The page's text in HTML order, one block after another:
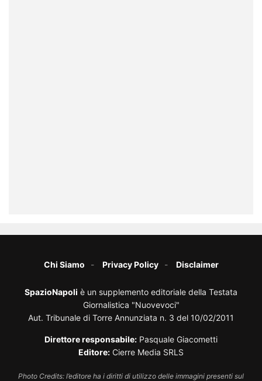
Chi Siamo Privacy Policy Disclaimer
SpazioNapoli è un supplemento editoriale della Testata
Giornalistica "Nuovevoci"
Aut. Tribunale di Torre Annunziata n. 3 del 10/02/2011
Direttore responsabile: Pasquale Giacometti
Editore: Cierre Media SRLS
Photo Credits: l’editore ha i diritti di utilizzo delle immagini presenti sul